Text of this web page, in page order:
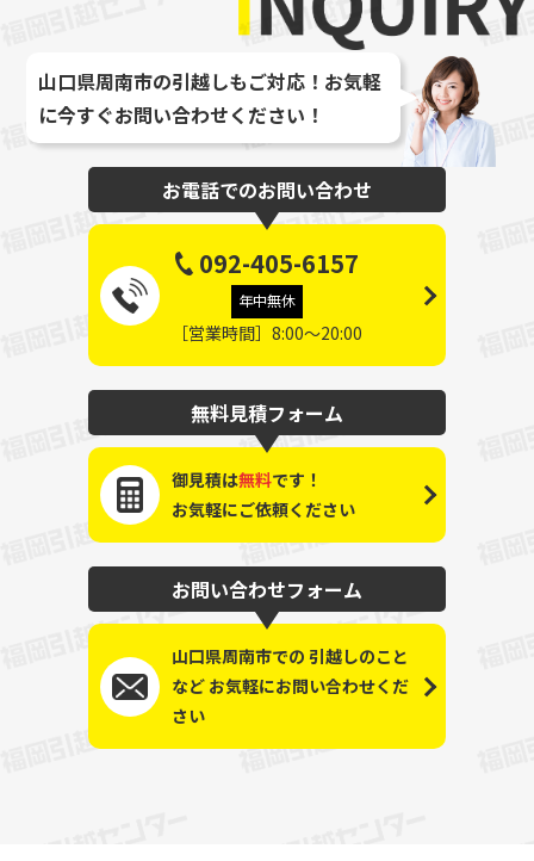
山口県周南市の引越しもご対応！お気軽
に今すぐお問い合わせください！
お電話でのお問い合わせ
092-405-6157
年中無休
［営業時間］8:00～20:00
無料見積フォーム
御見積は無料です！
お気軽にご依頼ください
お問い合わせフォーム
山口県周南市での 引越しのこと
など お気軽にお問い合わせくだ
さい